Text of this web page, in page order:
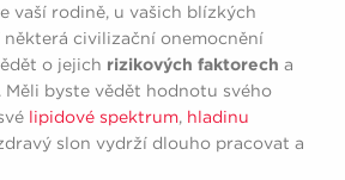
vaší rodině, u vašich blízkých
civilizační onemocnění
o jejich rizikových faktorech a
byste vědět hodnotu svého
lipidové spektrum, hladinu
slon vydrží dlouho pracovat a